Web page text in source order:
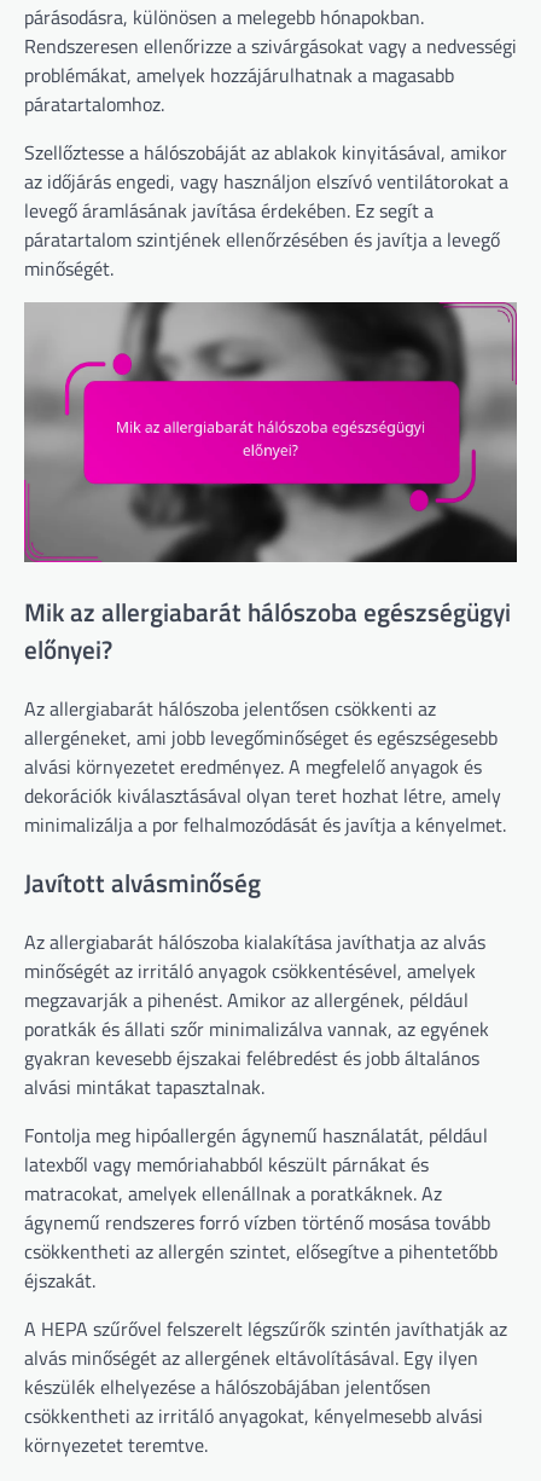
párásodásra, különösen a melegebb hónapokban.
Rendszeresen ellenőrizze a szivárgásokat vagy a nedvességi
problémákat, amelyek hozzájárulhatnak a magasabb
páratartalomhoz.
Szellőztesse a hálószobáját az ablakok kinyitásával, amikor
az időjárás engedi, vagy használjon elszívó ventilátorokat a
levegő áramlásának javítása érdekében. Ez segít a
páratartalom szintjének ellenőrzésében és javítja a levegő
minőségét.
Mik az allergiabarát hálószoba egészségügyi
előnyei?
Az allergiabarát hálószoba jelentősen csökkenti az
allergéneket, ami jobb levegőminőséget és egészségesebb
alvási környezetet eredményez. A megfelelő anyagok és
dekorációk kiválasztásával olyan teret hozhat létre, amely
minimalizálja a por felhalmozódását és javítja a kényelmet.
Javított alvásminőség
Az allergiabarát hálószoba kialakítása javíthatja az alvás
minőségét az irritáló anyagok csökkentésével, amelyek
megzavarják a pihenést. Amikor az allergének, például
poratkák és állati szőr minimalizálva vannak, az egyének
gyakran kevesebb éjszakai felébredést és jobb általános
alvási mintákat tapasztalnak.
Fontolja meg hipóallergén ágynemű használatát, például
latexből vagy memóriahabból készült párnákat és
matracokat, amelyek ellenállnak a poratkáknek. Az
ágynemű rendszeres forró vízben történő mosása tovább
csökkentheti az allergén szintet, elősegítve a pihentetőbb
éjszakát.
A HEPA szűrővel felszerelt légszűrők szintén javíthatják az
alvás minőségét az allergének eltávolításával. Egy ilyen
készülék elhelyezése a hálószobájában jelentősen
csökkentheti az irritáló anyagokat, kényelmesebb alvási
környezetet teremtve.